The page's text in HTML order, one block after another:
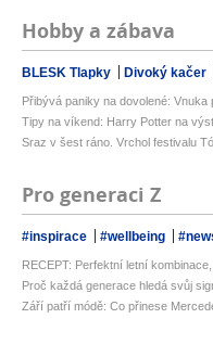
Hobby a zábava
BLESK Tlapky Divoký kačer
Přibývá paniky na dovolené: Vnuka
Tipy na víkend: Harry Potter na
Sraz v šest ráno. Vrchol festivalu
Pro generaci Z
#inspirace #wellbeing
RECEPT: Perfektní letní
Proč každá generace hledá svůj
Září patří módě: Co přinese